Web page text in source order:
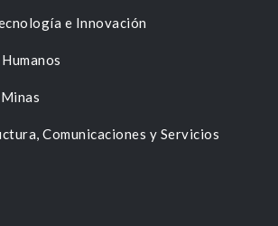
e Innovación
Comunicaciones y Servicios